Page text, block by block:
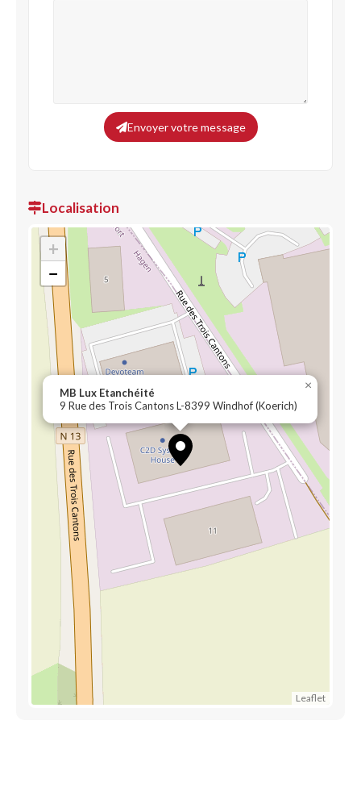
Envoyer votre message
Localisation
MB Lux Etanchéité
9 Rue des Trois Cantons L-8399 Windhof (Koerich)
×
+
−
Leaflet